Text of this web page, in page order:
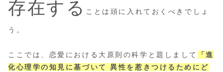
存在する ことは頭に入れておくべきでしょ
う。
ここでは、恋愛における大原則の科学と題しまして
「進
化心理学の知見に基づいて 異性を惹きつけるために ど